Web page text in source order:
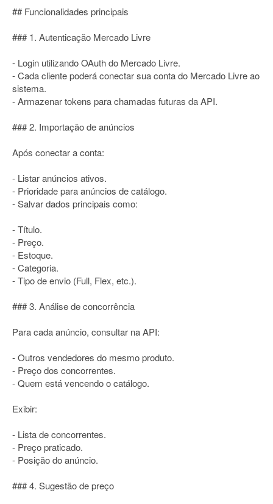
## Funcionalidades principais
### 1. Autenticação Mercado Livre
- Login utilizando OAuth do Mercado Livre.
- Cada cliente poderá conectar sua conta do Mercado Livre ao
sistema.
- Armazenar tokens para chamadas futuras da API.
### 2. Importação de anúncios
Após conectar a conta:
- Listar anúncios ativos.
- Prioridade para anúncios de catálogo.
- Salvar dados principais como:
- Título.
- Preço.
- Estoque.
- Categoria.
- Tipo de envio (Full, Flex, etc.).
### 3. Análise de concorrência
Para cada anúncio, consultar na API:
- Outros vendedores do mesmo produto.
- Preço dos concorrentes.
- Quem está vencendo o catálogo.
Exibir:
- Lista de concorrentes.
- Preço praticado.
- Posição do anúncio.
### 4. Sugestão de preço